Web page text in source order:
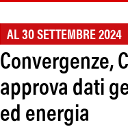
AL 30 SETTEMBRE 2024
Convergenze,
approva dati
ed energia